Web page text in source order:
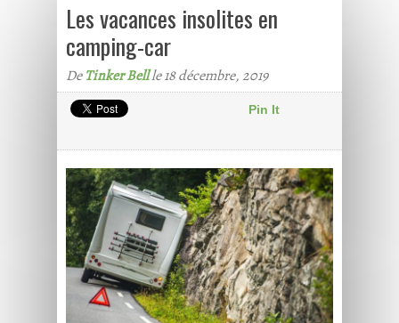
Les vacances insolites en
camping-car
DeTinker Bellle 18 décembre, 2019
Pin It